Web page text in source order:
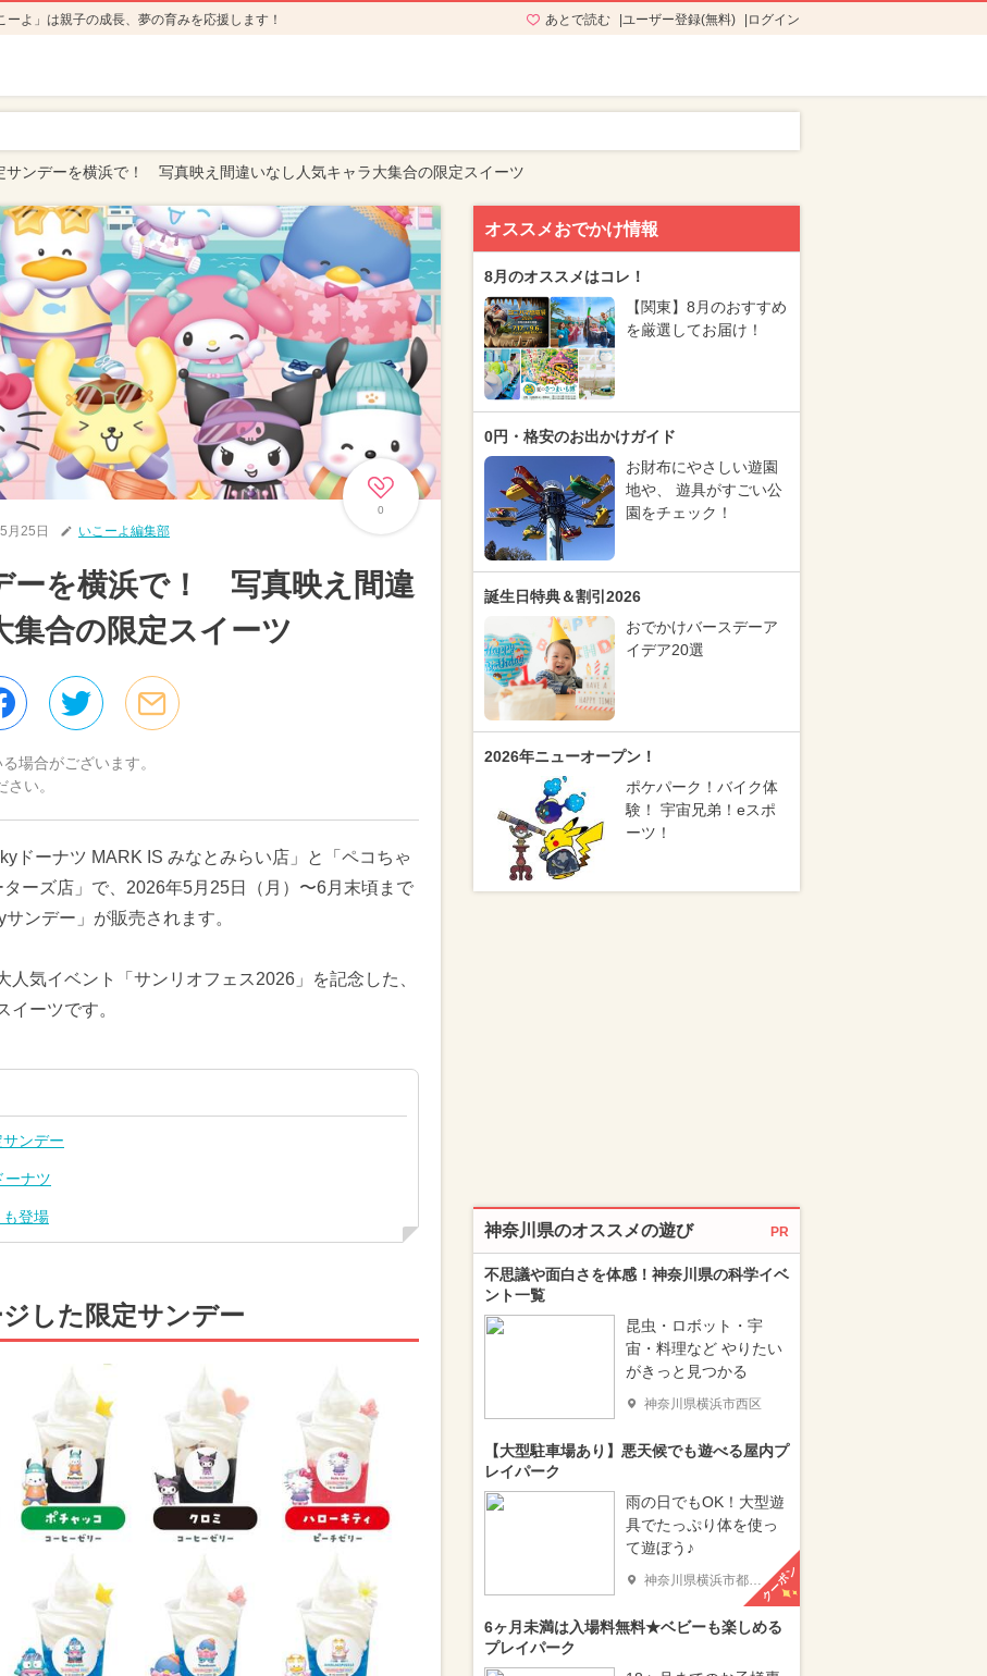
よ」は親子の成長、夢の育みを応援します！ あとで読む ユーザー登録(無料) ログイン
サンデーを横浜で！ 写真映え間違いなし人気キャラ大集合の限定スイーツ
0
月25日 いこーよ編集部
ーを横浜で！ 写真映え間違
集合の限定スイーツ
場合がございます。
い。
ドーナツ MARK IS みなとみらい店」と「ペコちゃ
ーズ店」で、2026年5月25日（月）〜6月末頃まで
ンデー」が販売されます。
気イベント「サンリオフェス2026」を記念した、
イーツです。
ンデー
ーナツ
登場
した限定サンデー
オススメおでかけ情報
8月のオススメはコレ！
【関東】8月のおすすめ
を厳選してお届け！
0円・格安のお出かけガイド
お財布にやさしい遊園
地や、 遊具がすごい公
園をチェック！
誕生日特典＆割引2026
おでかけバースデーア
イデア20選
2026年ニューオープン！
ポケパーク！バイク体
験！ 宇宙兄弟！eスポ
ーツ！
神奈川県のオススメの遊び PR
不思議や面白さを体感！神奈川県の科学イベ
ント一覧
昆虫・ロボット・宇
宙・料理など やりたい
がきっと見つかる
神奈川県横浜市西区
【大型駐車場あり】悪天候でも遊べる屋内プ
レイパーク
雨の日でもOK！大型遊
具でたっぷり体を使っ
て遊ぼう♪
神奈川県横浜市都筑区 クーポン
6ヶ月未満は入場料無料★ベビーも楽しめる
プレイパーク